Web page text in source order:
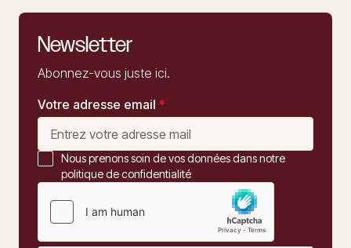
Newsletter
Abonnez-vous juste ici.
Votre adresse email *
Nous prenons soin de vos données dans notre
politique de confidentialité